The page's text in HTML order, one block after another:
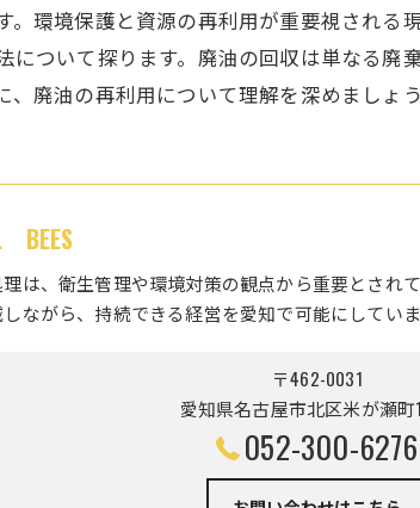
。環境保護と資源の再利用が重要視され
について探ります。廃油の回収は単なる
廃油の再利用について理解を深めましょう
BEES
は、衛生管理や環境対策の観点から重要とされ
ながら、持続できる経営を愛知で可能にしていま
〒462-0031
愛知県名古屋市北区米が瀬町
052-300-6276